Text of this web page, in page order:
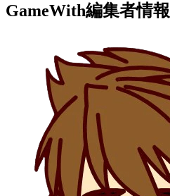
GameWith編集者情報